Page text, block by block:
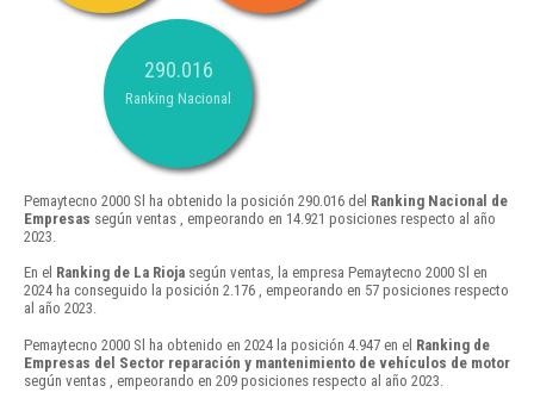
290.016
Ranking Nacional
Pemaytecno 2000 Sl ha obtenido la posición 290.016 del Ranking Nacional de
Empresas según ventas , empeorando en 14.921 posiciones respecto al año
2023.
En el Ranking de La Rioja según ventas, la empresa Pemaytecno 2000 Sl en
2024 ha conseguido la posición 2.176 , empeorando en 57 posiciones respecto
al año 2023.
Pemaytecno 2000 Sl ha obtenido en 2024 la posición 4.947 en el Ranking de
Empresas del Sector reparación y mantenimiento de vehículos de motor
según ventas , empeorando en 209 posiciones respecto al año 2023.